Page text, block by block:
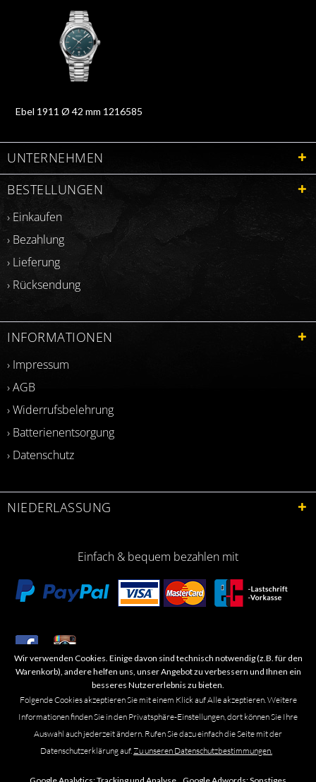
Ebel 1911 Ø 42 mm 1216585
UNTERNEHMEN
BESTELLUNGEN
› Einkaufen
› Bezahlung
› Lieferung
› Rücksendung
INFORMATIONEN
› Impressum
› AGB
› Widerrufsbelehrung
› Batterienentsorgung
› Datenschutz
NIEDERLASSUNG
Einfach & bequem bezahlen mit
​Letzte Aktualisierung: 06.2026
Marken- oder Warenzeichen werden in der Regel nicht als solche kenntlich
gemacht. Das Fehlen einer solchen Kennzeichnung bedeutet nicht, dass es
Wir verwenden Cookies. Einige davon sind technisch notwendig (z.B. für den
Warenkorb), andere helfen uns, unser Angebot zu verbessern und Ihnen ein
besseres Nutzererlebnis zu bieten.
Folgende Cookies akzeptieren Sie mit einem Klick auf Alle akzeptieren. Weitere
Informationen finden Sie in den Privatsphäre-Einstellungen, dort können Sie Ihre
Auswahl auch jederzeit ändern. Rufen Sie dazu einfach die Seite mit der
Datenschutzerklärung auf.Zu unseren Datenschutzbestimmungen.